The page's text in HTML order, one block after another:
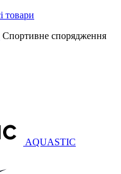
Спортивне спорядження
AQUASTIC